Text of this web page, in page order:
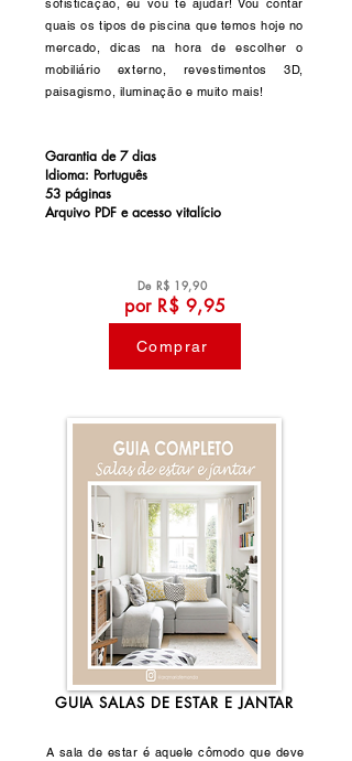
sofisticação, eu vou te ajudar! Vou contar
quais os tipos de piscina que temos hoje no
mercado, dicas na hora de escolher o
mobiliário externo, revestimentos 3D,
paisagismo, iluminação e muito mais!
Garantia de 7 dias
Idioma: Português
53 páginas
Arquivo PDF e acesso vitalício
De R$ 19,90
por R$ 9,95
Comprar
GUIA SALAS DE ESTAR E JANTAR
A sala de estar é aquele cômodo que deve